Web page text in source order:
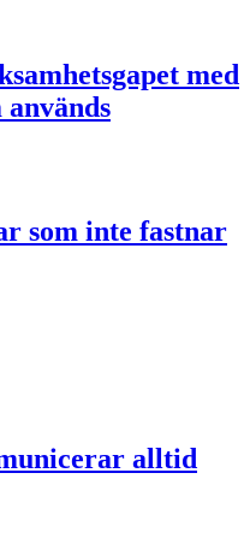
med
används
som inte fastnar
alltid